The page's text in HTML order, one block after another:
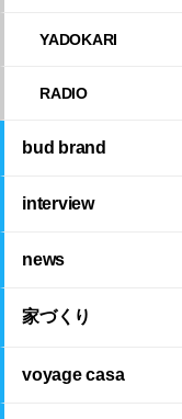
YADOKARI
RADIO
bud brand
interview
news
家づくり
voyage casa